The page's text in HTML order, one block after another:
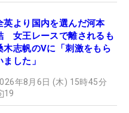
英より国内を選んだ河本
女王レースで離されるも
木志帆のVに「刺激をもら
ました」
年8月6日 (木) 15時45分
19